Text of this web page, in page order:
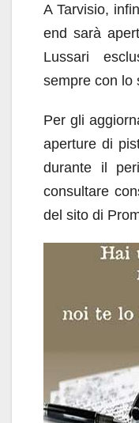
A Tarvisio,
end sarà
Lussari
sempre con lo
Per gli
aperture di
durante il
consultare
del sito di